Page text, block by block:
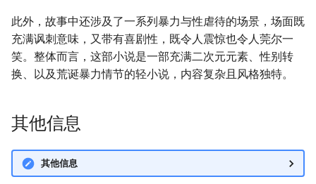
此外，故事中还涉及了一系列暴力与性虐待的场景，场面既
充满讽刺意味，又带有喜剧性，既令人震惊也令人莞尔一
笑。整体而言，这部小说是一部充满二次元元素、性别转
换、以及荒诞暴力情节的轻小说，内容复杂且风格独特。
其他信息
其他信息